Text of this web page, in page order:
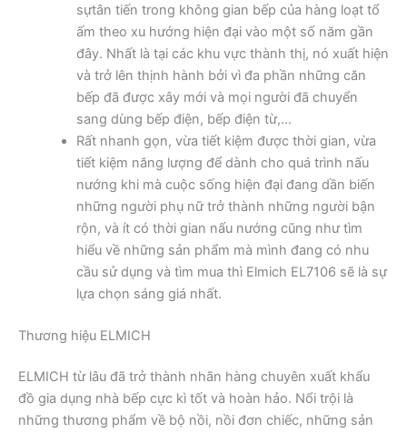
sựtân tiến trong không gian bếp của hàng loạt tổ
ấm theo xu hướng hiện đại vào một số năm gần
đây. Nhất là tại các khu vực thành thị, nó xuất hiện
và trở lên thịnh hành bởi vì đa phần những căn
bếp đã được xây mới và mọi người đã chuyển
sang dùng bếp điện, bếp điện từ,…
Rất nhanh gọn, vừa tiết kiệm được thời gian, vừa
tiết kiệm năng lượng để dành cho quá trình nấu
nướng khi mà cuộc sống hiện đại đang dần biến
những người phụ nữ trở thành những người bận
rộn, và ít có thời gian nấu nướng cũng như tìm
hiểu về những sản phẩm mà mình đang có nhu
cầu sử dụng và tìm mua thì Elmich EL7106 sẽ là sự
lựa chọn sáng giá nhất.
Thương hiệu ELMICH
ELMICH từ lâu đã trở thành nhãn hàng chuyên xuất khẩu
đồ gia dụng nhà bếp cực kì tốt và hoàn hảo. Nổi trội là
những thương phẩm về bộ nồi, nồi đơn chiếc, những sản